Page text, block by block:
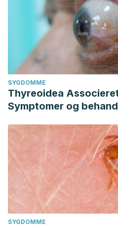
SYGDOMME
Thyreoidea
Symptomer og
SYGDOMME